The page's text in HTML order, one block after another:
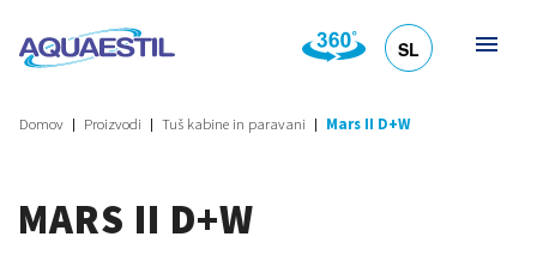
SL
Domov Proizvodi Tuš kabine in paravani Mars II D+W
MARS II D+W